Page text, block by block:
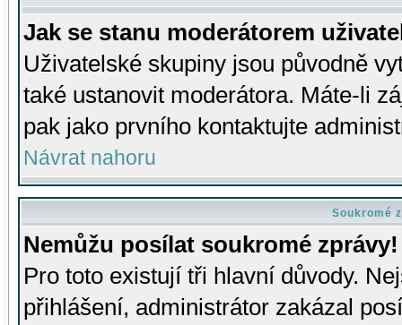
Jak se stanu moderátorem
Uživatelské skupiny jsou původně
také ustanovit moderátora. Máte-li
pak jako prvního kontaktujte
Návrat nahoru
Soukromé
Nemůžu posílat soukromé zprávy!
Pro toto existují tři hlavní důvody.
přihlášení, administrátor zakázal